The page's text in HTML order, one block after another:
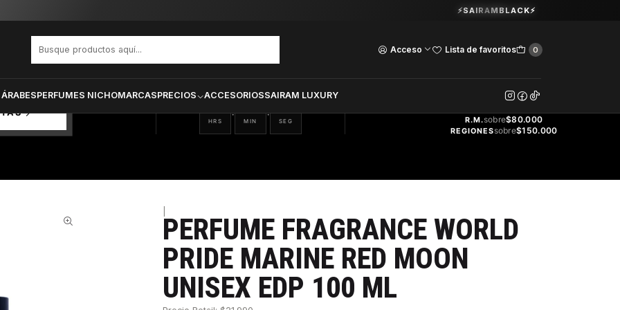
Acceso Lista de favoritos 0
PERFUMES NICHOMARCASPRECIOS ACCESORIOSSAIRAM LUXURY
Guardia Vieja 202. Oficina 102.Ver Horarios
⚡SAIRAMBLACK⚡
WORLD PRIDE MARINE RED MOON UNISEX EDP 100 ML
16
HRS
: 58
MIN
: 07
SEG
GRATIS
R.M.sobre$80.000
REGIONESsobre$150.000
PERFUME FRAGRANCE WORLD
PRIDE MARINE RED MOON
UNISEX EDP 100 ML